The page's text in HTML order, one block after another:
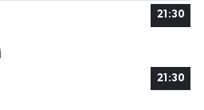
21:30
21:30